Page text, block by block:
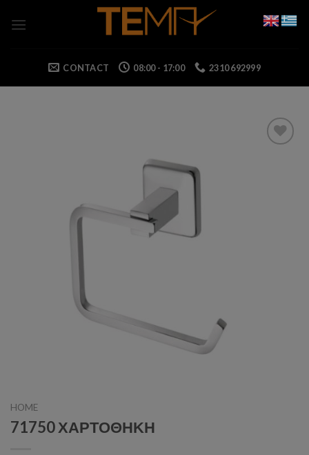
CONTACT 08:00 - 17:00 2310 692999
HOME
71750 ΧΑΡΤΟΘΗΚΗ